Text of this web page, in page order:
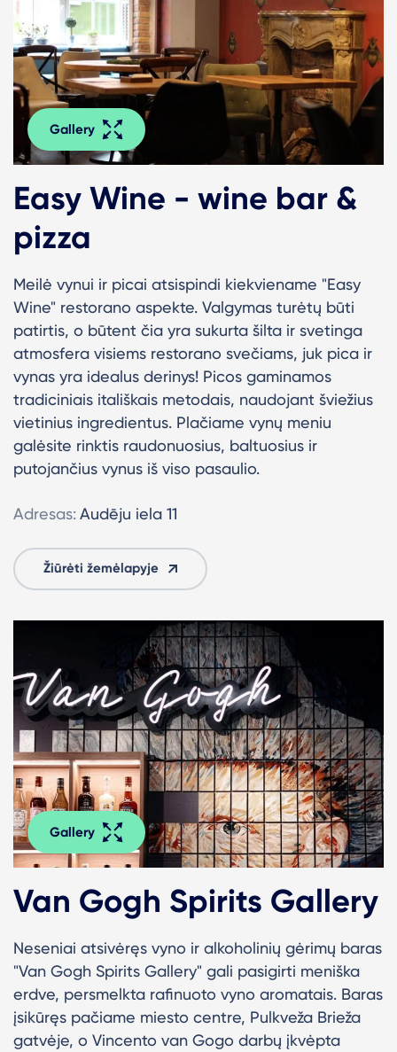
Gallery
Easy Wine - wine bar &
pizza
Meilė vynui ir picai atsispindi kiekviename "Easy
Wine" restorano aspekte. Valgymas turėtų būti
patirtis, o būtent čia yra sukurta šilta ir svetinga
atmosfera visiems restorano svečiams, juk pica ir
vynas yra idealus derinys! Picos gaminamos
tradiciniais itališkais metodais, naudojant šviežius
vietinius ingredientus. Plačiame vynų meniu
galėsite rinktis raudonuosius, baltuosius ir
putojančius vynus iš viso pasaulio.
Adresas: Audēju iela 11
Žiūrėti žemėlapyje
Gallery
Van Gogh Spirits Gallery
Neseniai atsivėręs vyno ir alkoholinių gėrimų baras
"Van Gogh Spirits Gallery" gali pasigirti meniška
erdve, persmelkta rafinuoto vyno aromatais. Baras
įsikūręs pačiame miesto centre, Pulkveža Brieža
gatvėje, o Vincento van Gogo darbų įkvėpta